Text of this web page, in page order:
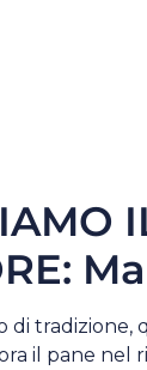
di tradizione,
il pane